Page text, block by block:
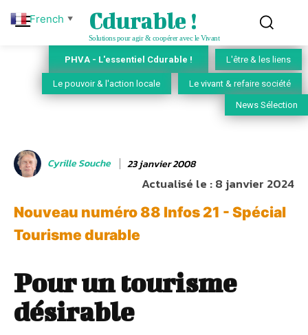
Cdurable !
Solutions pour agir & coopérer avec le Vivant
PHVA - L'essentiel Cdurable ! L'être & les liens
Le pouvoir & l'action locale Le vivant & refaire société
News Sélection
Cyrille Souche 23 janvier 2008
Actualisé le :8 janvier 2024
Nouveau numéro 88 Infos 21 - Spécial
Tourisme durable
Pour un tourisme
désirable
French ▼